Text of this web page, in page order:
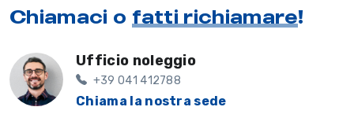
Chiamaci o fatti richiamare!
Ufficio noleggio
+39 041 412788
Chiama la nostra sede